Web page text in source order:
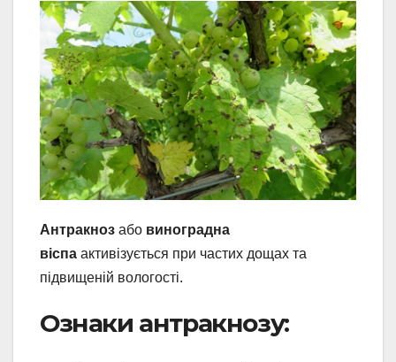
Антракноз або виноградна
віспа активізується при частих дощах та
підвищеній вологості.
Ознаки антракнозу: